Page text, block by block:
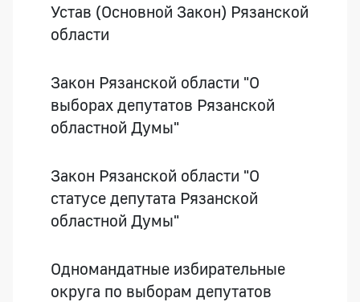
Устав (Основной Закон) Рязанской
области
Закон Рязанской области "О
выборах депутатов Рязанской
областной Думы"
Закон Рязанской области "О
статусе депутата Рязанской
областной Думы"
Одномандатные избирательные
округа по выборам депутатов